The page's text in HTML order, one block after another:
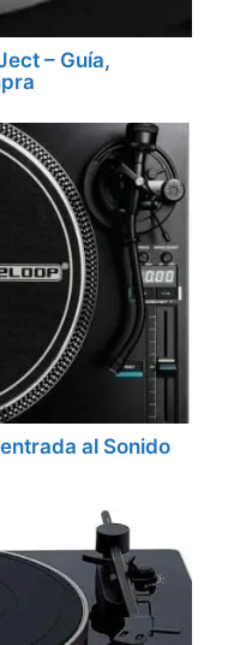
– Guía,
al Sonido